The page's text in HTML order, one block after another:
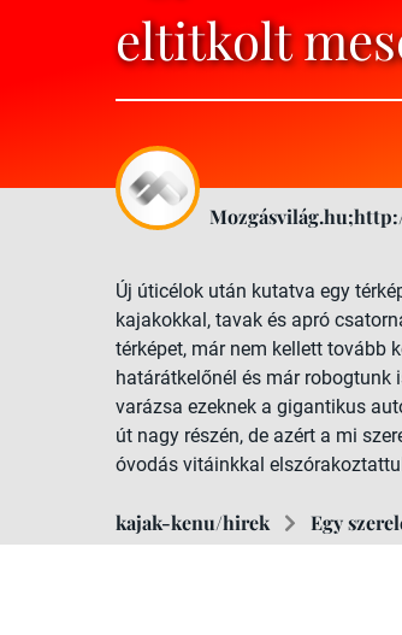
eltitkolt
Új úticélok után kutatva egy
kajakokkal, tavak és apró
térképet, már nem kellett tovább
határátkelőnél és már robogtunk
varázsa ezeknek a gigantikus
út nagy részén, de azért a mi
óvodás vitáinkkal
kajak-kenu/hirek Egy